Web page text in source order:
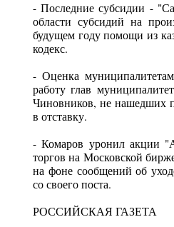
- Последние субсидии -
области субсидий на
будущем году помощи из
кодекс.
- Оценка
работу глав
Чиновников, не нашедших
в отставку.
- Комаров уронил акции
торгов на Московской
на фоне сообщений об
со своего поста.
РОССИЙСКАЯ ГАЗЕТА